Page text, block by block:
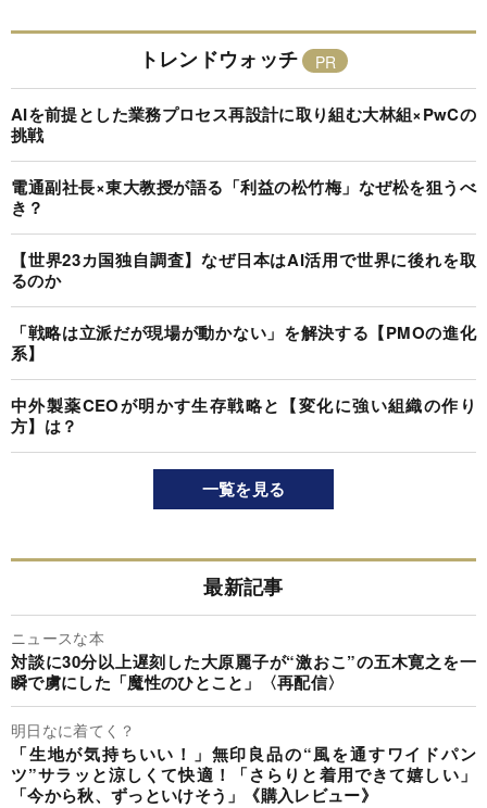
トレンドウォッチ
AIを前提とした業務プロセス再設計に取り組む大林組×PwCの
挑戦
電通副社長×東大教授が語る「利益の松竹梅」なぜ松を狙うべ
き？
【世界23カ国独自調査】なぜ日本はAI活用で世界に後れを取
るのか
「戦略は立派だが現場が動かない」を解決する【PMOの進化
系】
中外製薬CEOが明かす生存戦略と【変化に強い組織の作り
方】は？
一覧を見る
最新記事
ニュースな本
対談に30分以上遅刻した大原麗子が“激おこ”の五木寛之を一
瞬で虜にした「魔性のひとこと」〈再配信〉
明日なに着てく？
「生地が気持ちいい！」無印良品の“風を通すワイドパン
ツ”サラッと涼しくて快適！「さらりと着用できて嬉しい」
「今から秋、ずっといけそう」《購入レビュー》